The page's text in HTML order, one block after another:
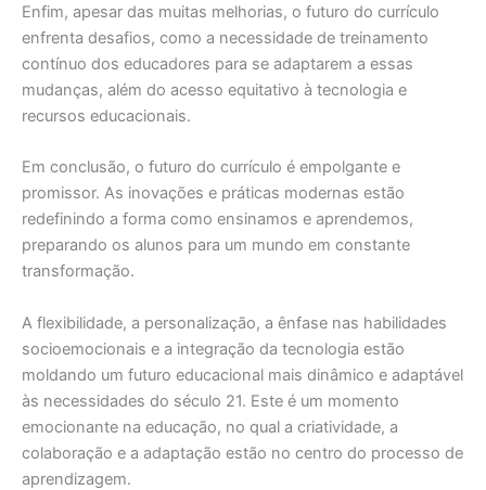
Enfim, apesar das muitas melhorias, o futuro do currículo
enfrenta desafios, como a necessidade de treinamento
contínuo dos educadores para se adaptarem a essas
mudanças, além do acesso equitativo à tecnologia e
recursos educacionais.
Em conclusão, o futuro do currículo é empolgante e
promissor. As inovações e práticas modernas estão
redefinindo a forma como ensinamos e aprendemos,
preparando os alunos para um mundo em constante
transformação.
A flexibilidade, a personalização, a ênfase nas habilidades
socioemocionais e a integração da tecnologia estão
moldando um futuro educacional mais dinâmico e adaptável
às necessidades do século 21. Este é um momento
emocionante na educação, no qual a criatividade, a
colaboração e a adaptação estão no centro do processo de
aprendizagem.